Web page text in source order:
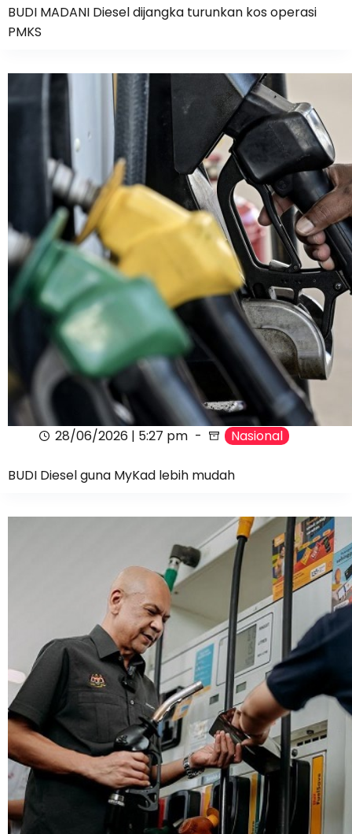
BUDI MADANI Diesel dijangka turunkan kos operasi
PMKS
28/06/2026 | 5:27 pm Nasional
BUDI Diesel guna MyKad lebih mudah